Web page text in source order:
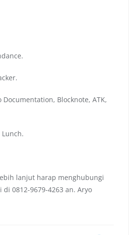
Blocknote, ATK,
Lunch.
lanjut harap menghubungi
0812-9679-4263 an. Aryo